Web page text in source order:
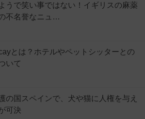
うで笑い事ではない！イギリスの麻薬
不名誉なニュ…
とは？ホテルやペットシッターとの
いて
の国スペインで、犬や猫に人権を与え
可決